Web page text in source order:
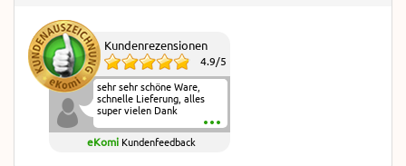
Kundenrezensionen
4.9/5
sehr sehr schöne Ware,
schnelle Lieferung, alles
super vielen Dank
eKomi Kundenfeedback